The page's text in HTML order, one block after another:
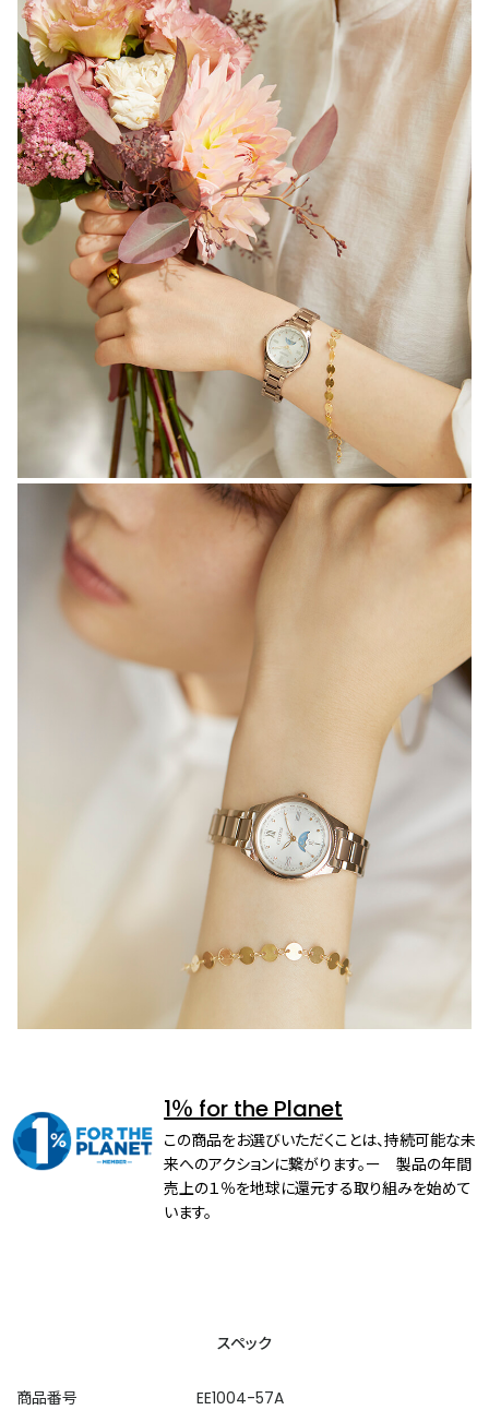
1％ for the Planet
この商品をお選びいただくことは、持続可能な未
来へのアクションに繋がります。ー 製品の年間
売上の１％を地球に還元する取り組みを始めて
います。
スペック
商品番号 EE1004-57A